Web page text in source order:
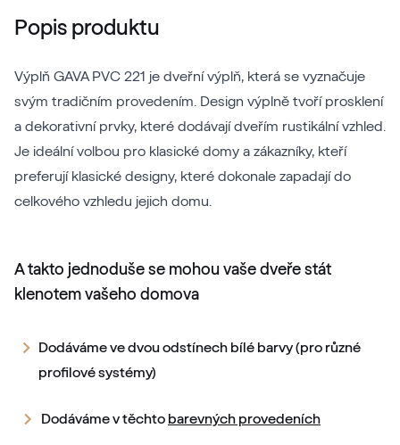
Popis produktu
Výplň GAVA PVC 221 je dveřní výplň, která se vyznačuje
svým tradičním provedením. Design výplně tvoří prosklení
a dekorativní prvky, které dodávají dveřím rustikální vzhled.
Je ideální volbou pro klasické domy a zákazníky, kteří
preferují klasické designy, které dokonale zapadají do
celkového vzhledu jejich domu.
A takto jednoduše se mohou vaše dveře stát
klenotem vašeho domova
Dodáváme ve dvou odstínech bílé barvy (pro různé
profilové systémy)
Dodáváme v těchto barevných provedeních